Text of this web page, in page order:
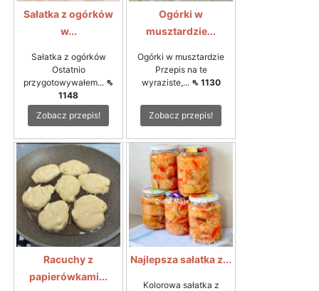
Sałatka z ogórków
w...
Sałatka z ogórków
Ostatnio
przygotowywałem... ⇖
1148
Zobacz przepis!
Ogórki w
musztardzie...
Ogórki w musztardzie
Przepis na te
wyraziste,... ⇖ 1130
Zobacz przepis!
Racuchy z
papierówkami...
Najlepsza sałatka z...
Kolorowa sałatka z